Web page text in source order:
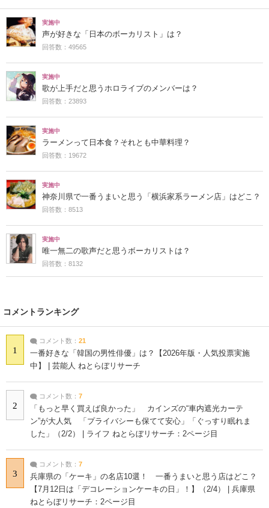
実施中
声が好きな「日本のボーカリスト」は？
回答数：49565
実施中
歌が上手だと思うホロライブのメンバーは？
回答数：23893
実施中
ラーメンって日本食？それとも中華料理？
回答数：19672
実施中
神奈川県で一番うまいと思う「横浜家系ラーメン店」はどこ？
回答数：8513
実施中
唯一無二の歌声だと思うボーカリストは？
回答数：8132
コメントランキング
1
コメント数： 21
一番好きな「韓国の男性俳優」は？【2026年版・人気投票実施
中】 | 芸能人 ねとらぼリサーチ
2
コメント数： 7
「もっと早く買えば良かった」 カインズの“車内遮光カーテ
ン”が大人気 「プライバシーも保てて安心」「ぐっすり眠れま
した」（2/2） | ライフ ねとらぼリサーチ：2ページ目
3
コメント数： 7
兵庫県の「ケーキ」の名店10選！ 一番うまいと思う店はどこ？
【7月12日は「デコレーションケーキの日」！】（2/4） | 兵庫県
ねとらぼリサーチ：2ページ目